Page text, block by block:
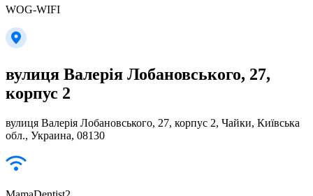
WOG-WIFI
вулиця Валерія Лобановського, 27,
корпус 2
вулиця Валерія Лобановського, 27, корпус 2, Чайки, Київська
обл., Украина, 08130